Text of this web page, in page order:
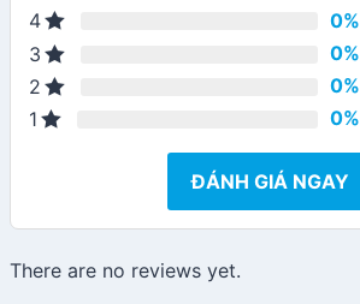
4
0%
3
0%
2
0%
1
0%
ĐÁNH GIÁ NGAY
There are no reviews yet.